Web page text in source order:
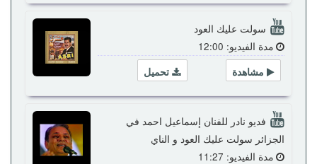
سولت عليك العود
مدة الفيديو: 12:00
تحميل
مشاهدة
فديو نادر للفنان إسماعيل احمد في
الجزائر سولت عليك العود و الناي
مدة الفيديو: 11:27